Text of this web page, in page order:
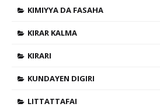
KIMIYYA DA FASAHA
KIRAR KALMA
KIRARI
KUNDAYEN DIGIRI
LITTATTAFAI